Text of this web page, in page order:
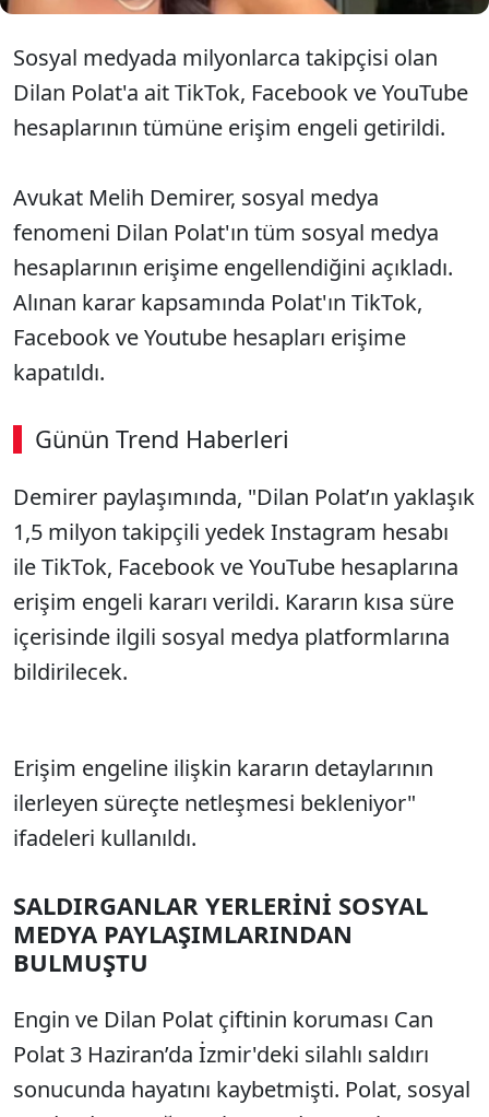
Sosyal medyada milyonlarca takipçisi olan
Dilan Polat'a ait TikTok, Facebook ve YouTube
hesaplarının tümüne erişim engeli getirildi.
Avukat Melih Demirer, sosyal medya
fenomeni Dilan Polat'ın tüm sosyal medya
hesaplarının erişime engellendiğini açıkladı.
Alınan karar kapsamında Polat'ın TikTok,
Facebook ve Youtube hesapları erişime
kapatıldı.
Günün Trend Haberleri
Demirer paylaşımında, "Dilan Polat’ın yaklaşık
1,5 milyon takipçili yedek Instagram hesabı
ile TikTok, Facebook ve YouTube hesaplarına
erişim engeli kararı verildi. Kararın kısa süre
içerisinde ilgili sosyal medya platformlarına
bildirilecek.
Erişim engeline ilişkin kararın detaylarının
ilerleyen süreçte netleşmesi bekleniyor"
ifadeleri kullanıldı.
SALDIRGANLAR YERLERİNİ SOSYAL
MEDYA PAYLAŞIMLARINDAN
BULMUŞTU
Engin ve Dilan Polat çiftinin koruması Can
Polat 3 Haziran’da İzmir'deki silahlı saldırı
sonucunda hayatını kaybetmişti. Polat, sosyal